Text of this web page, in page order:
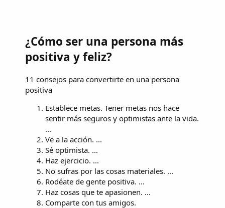
¿Cómo ser una persona más
positiva y feliz?
11 consejos para convertirte en una persona
positiva
Establece metas. Tener metas nos hace
sentir más seguros y optimistas ante la vida.
...
Ve a la acción. ...
Sé optimista. ...
Haz ejercicio. ...
No sufras por las cosas materiales. ...
Rodéate de gente positiva. ...
Haz cosas que te apasionen. ...
Comparte con tus amigos.